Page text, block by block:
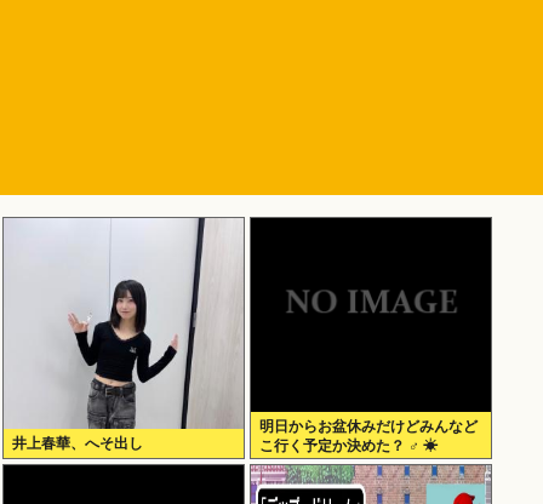
井上春華、へそ出し
明日からお盆休みだけどみんなど
こ行く予定か決めた？ ‍♂ ☀